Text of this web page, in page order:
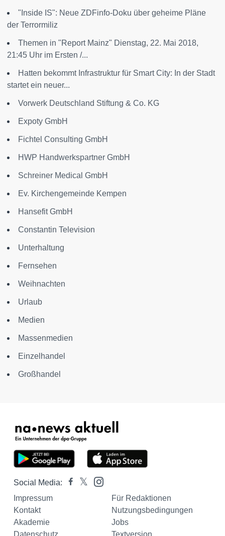
"Inside IS": Neue ZDFinfo-Doku über geheime Pläne
der Terrormiliz
Themen in "Report Mainz" Dienstag, 22. Mai 2018,
21:45 Uhr im Ersten /...
Hatten bekommt Infrastruktur für Smart City: In der Stadt
startet ein neuer...
Vorwerk Deutschland Stiftung & Co. KG
Expoty GmbH
Fichtel Consulting GmbH
HWP Handwerkspartner GmbH
Schreiner Medical GmbH
Ev. Kirchengemeinde Kempen
Hansefit GmbH
Constantin Television
Unterhaltung
Fernsehen
Weihnachten
Urlaub
Medien
Massenmedien
Einzelhandel
Großhandel
Social Media:
Impressum
Für Redaktionen
Kontakt
Nutzungsbedingungen
Akademie
Jobs
Datenschutz
Textversion